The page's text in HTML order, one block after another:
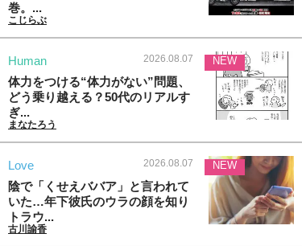
巻。...
こじらぶ
Human 2026.08.07
体力をつける“体力がない”問題、
どう乗り越える？50代のリアルす
ぎ...
まなたろう
NEW
Love 2026.08.07
陰で「くせえババア」と言われて
いた…年下彼氏のウラの顔を知り
トラウ...
古川諭香
NEW